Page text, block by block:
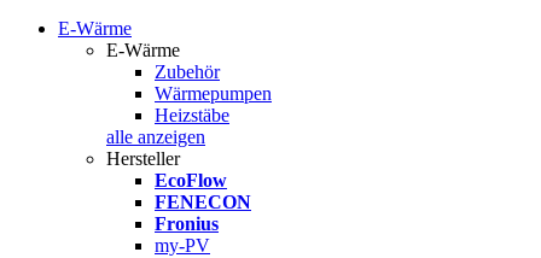
E-Wärme
E-Wärme
Zubehör
Wärmepumpen
Heizstäbe
alle anzeigen
Hersteller
EcoFlow
FENECON
Fronius
my-PV